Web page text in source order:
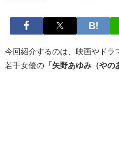
今回紹介するのは、映画やドラ
若手女優の 「矢野あゆみ（やの